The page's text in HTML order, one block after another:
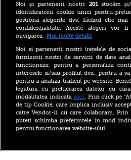
pașapoarte
2026. Pe ce
România și
pot vizita
Ce l-a
Zelenski la
prima sa
Serbia:
pentru
Măsura
Leipzig
Noi și partenerii noștri 201stocăm și/
identificatorii cookie unici pentru
gestiona alegerile dvs. făcând clic
confidențialitate. Aceste alegeri
navigarea. Mai multe detalii
Noi si partenerii nostri (retelele de
furnizorii nostri de servicii de date
functioneze, pentru a personaliza
interesele si/sau profilul dvs., pentru a
pentru a analiza traficul pe website.
legatura cu prelucrarea datelor cu
modalitatea indicata aici. Prin click pe
de tip Cookie, care implica inclusiv
catre Vendor-ii cu care colaboram. Prin
puteti schimba preferintele in mod
pentru functionarea website-ului.